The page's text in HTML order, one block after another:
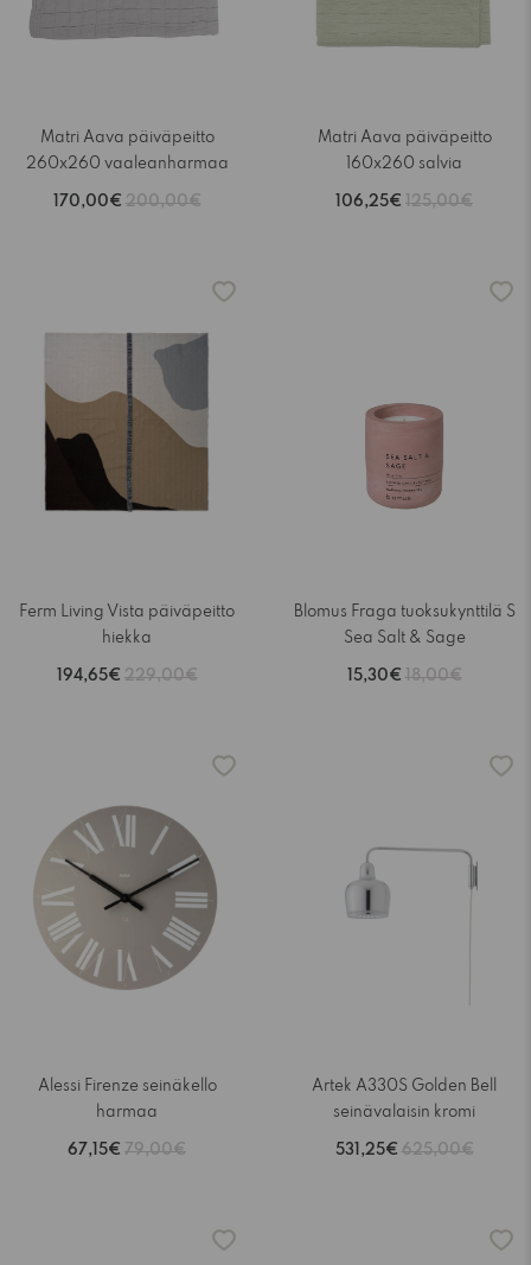
Matri Aava päiväpeitto
260x260 vaaleanharmaa
170,00€ 200,00€
Matri Aava päiväpeitto
160x260 salvia
106,25€ 125,00€
Ferm Living Vista päiväpeitto
hiekka
194,65€ 229,00€
Blomus Fraga tuoksukynttilä S
Sea Salt & Sage
15,30€ 18,00€
Alessi Firenze seinäkello
harmaa
67,15€ 79,00€
Artek A330S Golden Bell
seinävalaisin kromi
531,25€ 625,00€